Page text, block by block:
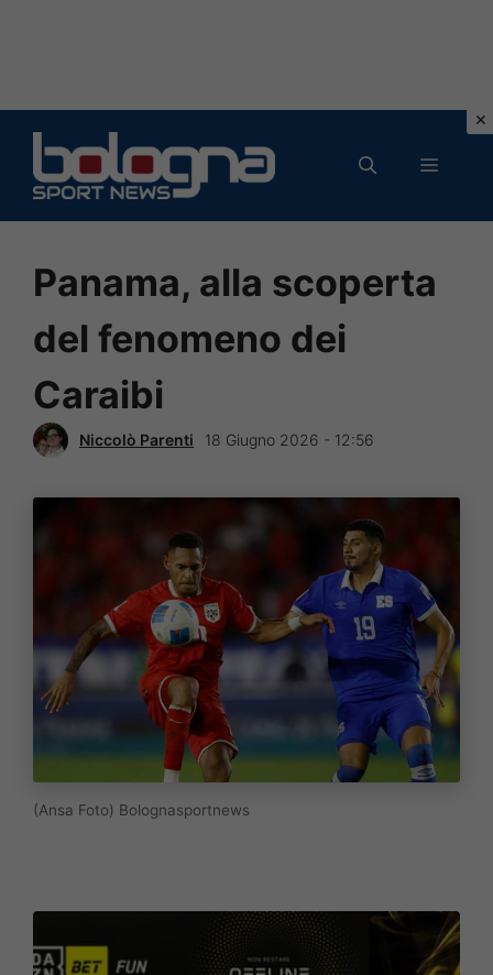
contenuto
MENU
Panama, alla scoperta
del fenomeno dei
Caraibi
Niccolò Parenti 18 Giugno 2026 - 12:56
(Ansa Foto) Bolognasportnews